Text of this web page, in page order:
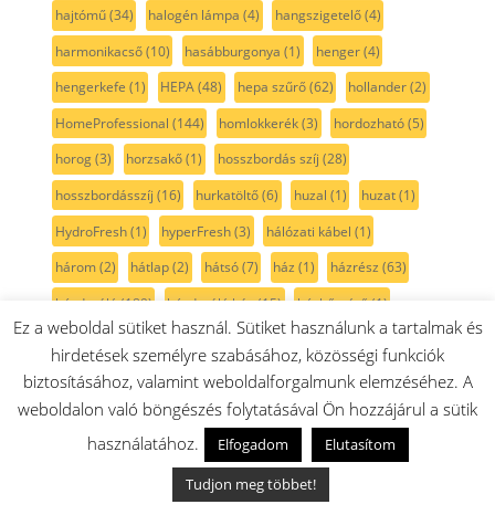
hajtómű(34) halogén lámpa (4) hangszigetelő(4)
harmonikacső(10) hasábburgonya (1) henger(4)
hengerkefe (1) HEPA(48) hepa szűrő(62) hollander(2)
HomeProfessional (144) homlokkerék(3) hordozható(5)
horog(3) horzsakő(1) hosszbordás szíj (28)
hosszbordásszíj (16) hurkatöltő(6) huzal (1) huzat(1)
HydroFresh(1) hyperFresh(3) hálózati kábel (1)
három(2) hátlap(2) hátsó(7) ház (1) házrész (63)
húsdaráló(189) húsdaráló ház(15) húshőmérő(1)
hőelem(7) hőfokszabályzó (52) hőfokérzékelő (4)
hőkioldó(3) hőkorlátozó(1) hőmérsékletkorlátozó(4)
hőmérsékletszabályozó(28) hőmérsékletszabályzó(29)
hőmérő(5) hőszigetelt (2) hőszivattyús szárítógép(25)
hőálló izzó(15) hőérzékelő
Ez a weboldal sütiket használ. Sütiket használunk a tartalmak és
hirdetések személyre szabásához, közösségi funkciók
biztosításához, valamint weboldalforgalmunk elemzéséhez. A
weboldalon való böngészés folytatásával Ön hozzájárul a sütik
használatához.
Elfogadom
Elutasítom
Tudjon meg többet!